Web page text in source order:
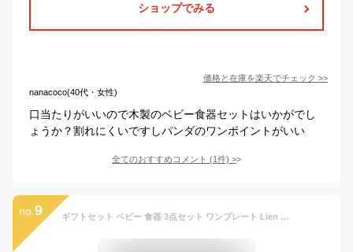
ショップでみる
価格と在庫を楽天でチェック >>
nanacoco(40代・女性)
口当たりがいいので木製のベビー食器セットはいかがでし
ょうか？割れにくいですしパンダのワンポイントがいい
全てのおすすめコメント (1件) >
no. 9 ギフトセット ベビー 食器 3点セット ワンプレート Lien de famille bien mange （ 出産祝い ギフト セット 贈り物 お祝い ベビーギフトセット 日本製 プレート スプーン フォーク プレゼント 赤ちゃん 女の子 男の子 おしゃれ ）